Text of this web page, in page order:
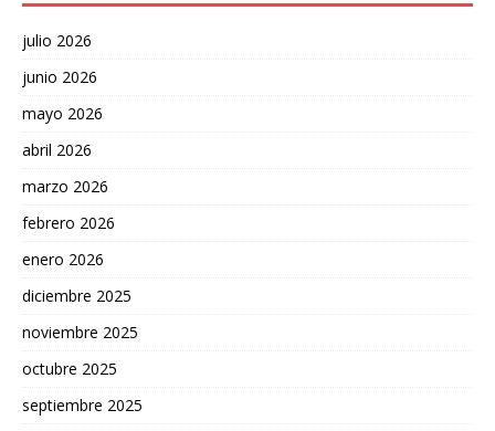
julio 2026
junio 2026
mayo 2026
abril 2026
marzo 2026
febrero 2026
enero 2026
diciembre 2025
noviembre 2025
octubre 2025
septiembre 2025